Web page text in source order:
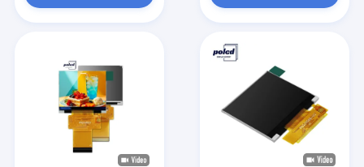
VR প্রদর্শন
আমাদের সম্পর্কে